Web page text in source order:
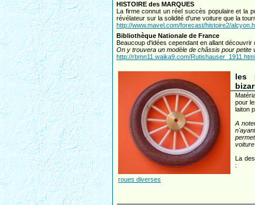
HISTOIRE des MARQUES
La firme connut un réel succès populaire et la
révélateur sur la solidité d'une voiture que la
http://www.mavel.com/forecast/histoire2/
Bibliothèque Nationale de France
Beaucoup d'idées cependant en allant
On y trouvera un modèle de châssis pour petite
http://rbmn11.waika9.com/Rutishauser_1911.html
les
pour
laiton
A
La
:
roues diverses